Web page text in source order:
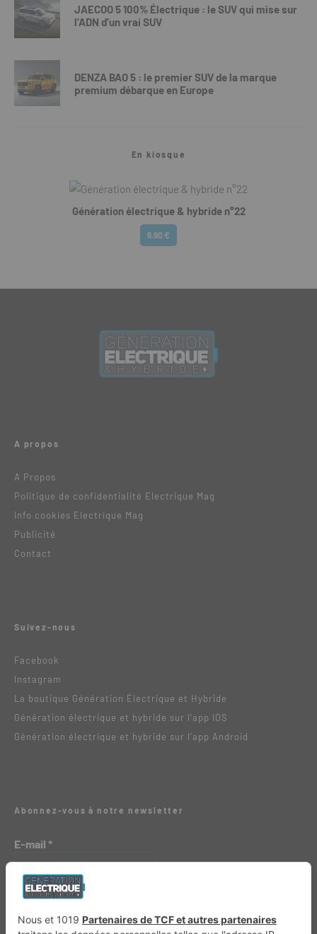
JAECOO 5 100% Électrique : le SUV qui mise sur
l’ADN d’un vrai SUV
DENZA BAO 5 : le premier SUV de la marque
premium débarque en Europe
En kiosque
Génération électrique & hybride n°22
6.90 €
A propos
A Propos
Politique de confidentialité Electrique Mag
info cookies Electrique Mag
Publicité
Contact
Suivez-nous
Facebook
Instagram
La boutique Génération Électrique et Hybride
Génération électrique et hybride sur l’app IOS
Génération électrique et hybride sur l’app Android
Abonnez-vous à notre newsletter
E-mail *